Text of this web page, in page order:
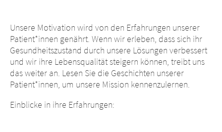
Unsere Motivation wird von den Erfahrungen unserer
Patient*innen genährt. Wenn wir erleben, dass sich ihr
Gesundheitszustand durch unsere Lösungen verbessert
und wir ihre Lebensqualität steigern können, treibt uns
das weiter an. Lesen Sie die Geschichten unserer
Patient*innen, um unsere Mission kennenzulernen.
Einblicke in ihre Erfahrungen: